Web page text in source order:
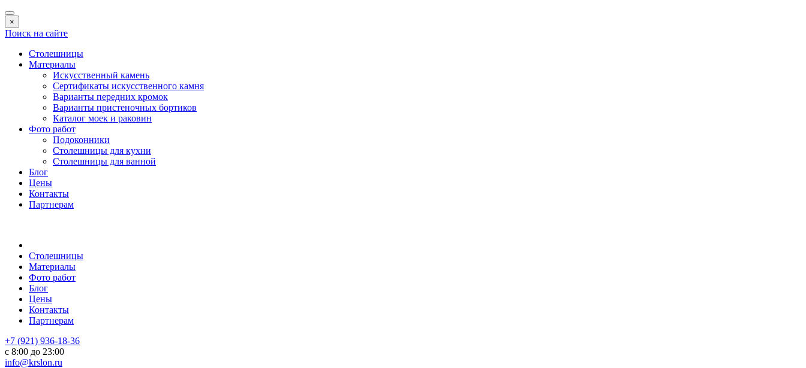
×
Поиск на сайте
Столешницы
Материалы
Искусственный камень
Сертификаты искусственного камня
Варианты передних кромок
Варианты пристеночных бортиков
Каталог моек и раковин
Фото работ
Подоконники
Столешницы для кухни
Столешницы для ванной
Блог
Цены
Контакты
Партнерам
Столешницы
Материалы
Фото работ
Блог
Цены
Контакты
Партнерам
+7 (921) 936-18-36
с 8:00 до 23:00
info@krslon.ru